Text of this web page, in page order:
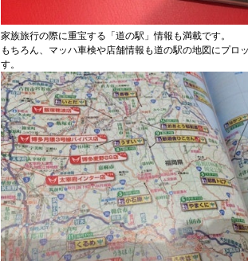
家族旅行の際に重宝する「道の駅」情報も満載です。
もちろん、マッハ車検や店舗情報も道の駅の地図にプロ
す。